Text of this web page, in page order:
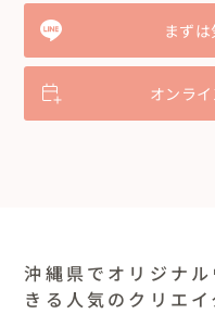
まず
オンラ
沖縄県でオリジナ
きる人気のクリエイ